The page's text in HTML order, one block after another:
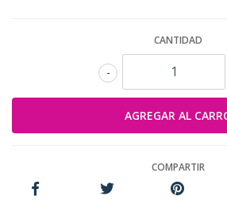
CANTIDAD
-
COMPARTIR